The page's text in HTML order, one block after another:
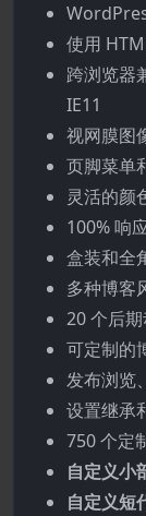
使用
跨浏览器
IE11
视网膜图
页脚菜单
灵活的颜
100% 响
盒装和全
多种博客
20 个后
可定制的
发布浏览
设置继承
750 个定
自定义小
自定义短